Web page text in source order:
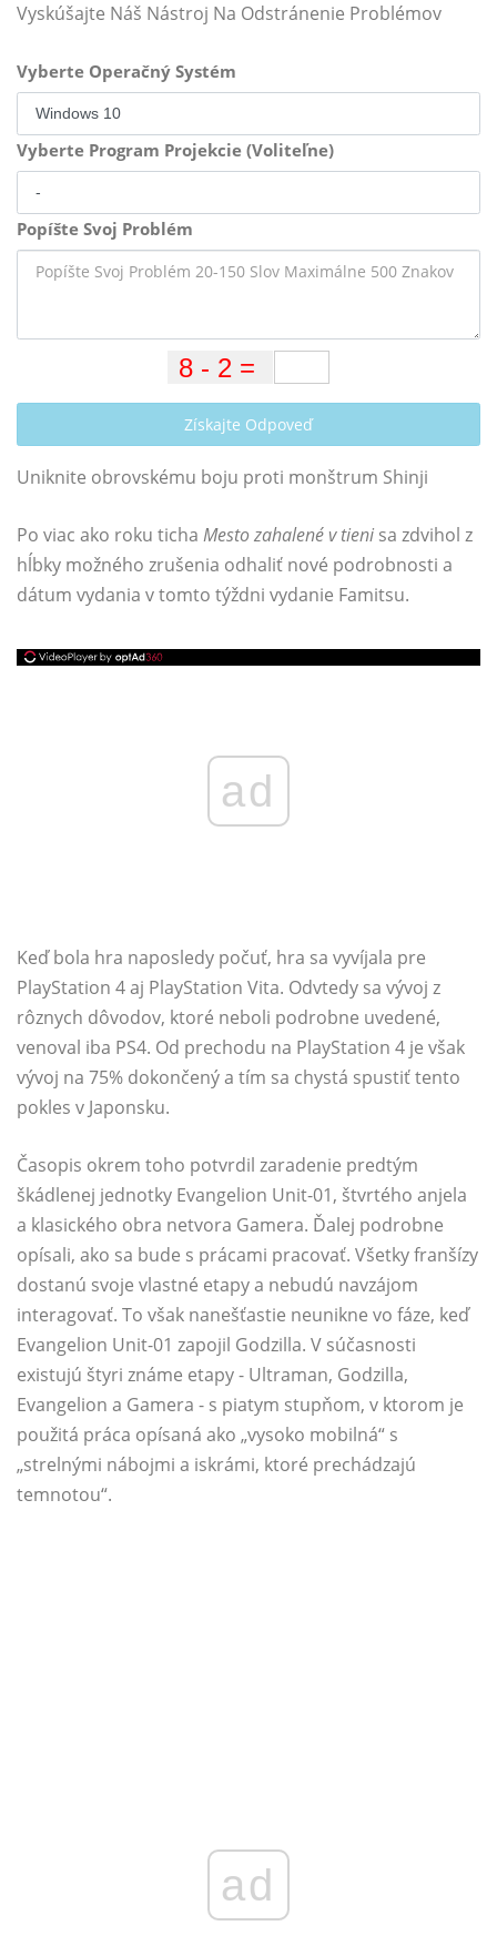
Vyskúšajte Náš Nástroj Na Odstránenie Problémov
Vyberte Operačný Systém
Vyberte Program Projekcie (Voliteľne)
Popíšte Svoj Problém
Získajte Odpoveď
Uniknite obrovskému boju proti monštrum Shinji
Po viac ako roku ticha Mesto zahalené v tieni sa zdvihol z
hĺbky možného zrušenia odhaliť nové podrobnosti a
dátum vydania v tomto týždni vydanie Famitsu.
ad
Keď bola hra naposledy počuť, hra sa vyvíjala pre
PlayStation 4 aj PlayStation Vita. Odvtedy sa vývoj z
rôznych dôvodov, ktoré neboli podrobne uvedené,
venoval iba PS4. Od prechodu na PlayStation 4 je však
vývoj na 75% dokončený a tím sa chystá spustiť tento
pokles v Japonsku.
Časopis okrem toho potvrdil zaradenie predtým
škádlenej jednotky Evangelion Unit-01, štvrtého anjela
a klasického obra netvora Gamera. Ďalej podrobne
opísali, ako sa bude s prácami pracovať. Všetky franšízy
dostanú svoje vlastné etapy a nebudú navzájom
interagovať. To však nanešťastie neunikne vo fáze, keď
Evangelion Unit-01 zapojil Godzilla. V súčasnosti
existujú štyri známe etapy - Ultraman, Godzilla,
Evangelion a Gamera - s piatym stupňom, v ktorom je
použitá práca opísaná ako „vysoko mobilná“ s
„strelnými nábojmi a iskrámi, ktoré prechádzajú
temnotou“.
ad